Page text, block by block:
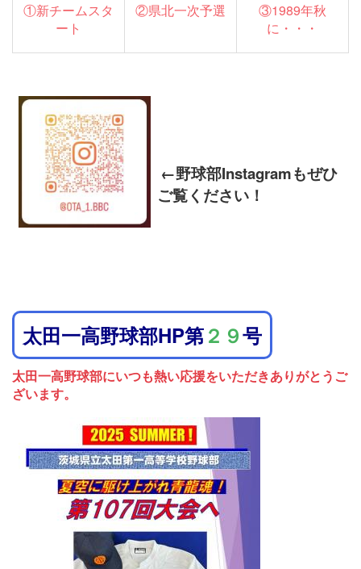
①新チームスタ
ート
②県北一次予選
③1989年秋
に・・・
←野球部Instagramもぜひ
ご覧ください！
太田一高野球部HP第２９号
太田一高野球部にいつも熱い応援をいただきありがとうご
ざいます。